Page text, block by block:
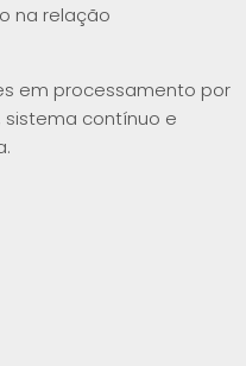
na relação
em processamento por
contínuo e